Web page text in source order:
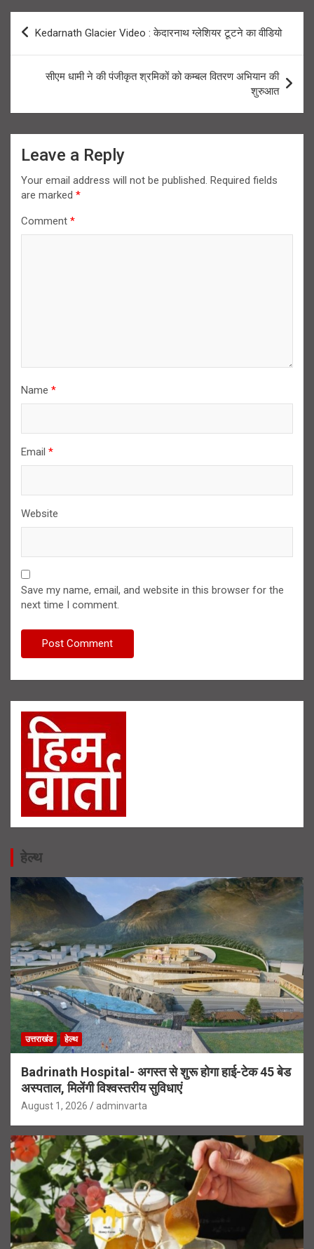
Post
Kedarnath Glacier Video : केदारनाथ ग्लेशियर टूटने का वीडियो
सीएम धामी ने की पंजीकृत श्रमिकों को कम्बल वितरण अभियान की
शुरुआत
Leave a Reply
Your email address will not be published. Required fields
are marked *
Comment *
Name *
Email *
Website
Save my name, email, and website in this browser for the
next time I comment.
हेल्थ
उत्तराखंड हेल्थ
Badrinath Hospital- अगस्त से शुरू होगा हाई-टेक 45 बेड
अस्पताल, मिलेंगी विश्वस्तरीय सुविधाएं
August 1, 2026 adminvarta